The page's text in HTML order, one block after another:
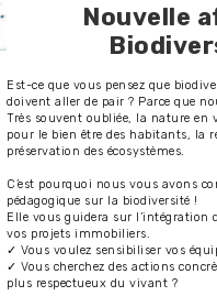
Nouvelle
Est-ce que vous pensez que
doivent aller de pair ? Parce que
Très souvent oubliée, la nature
pour le bien être des habitants, la
préservation des écosystèmes.
C’est pourquoi nous vous avons
pédagogique sur la biodiversité !
Elle vous guidera sur l’intégration
vos projets immobiliers.
✓ Vous voulez sensibiliser vos
✓ Vous cherchez des actions
plus respectueux du vivant ?